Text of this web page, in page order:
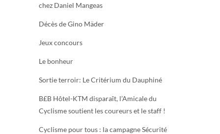
chez Daniel Mangeas
Décès de Gino Mäder
Jeux concours
Le bonheur
Sortie terroir: Le Critérium du Dauphiné
B£B Hôtel-KTM disparaît, l’Amicale du
Cyclisme soutient les coureurs et le staff !
Cyclisme pour tous : la campagne Sécurité